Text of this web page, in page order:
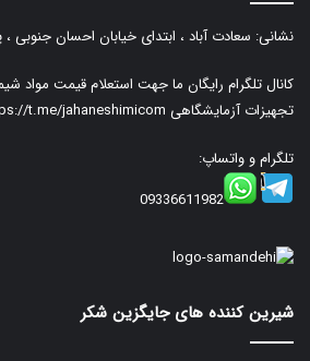
نشانی: سعادت آباد ، ابتدای خیابان احسان جنوبی ،
کانال تلگرام رایگان ما جهت استعلام قیمت مواد
تجهیزات آزمایشگاهی t.me/jahaneshimicom
تلگرام و واتساپ:
09336611982
شیرین کننده های جایگزین شکر